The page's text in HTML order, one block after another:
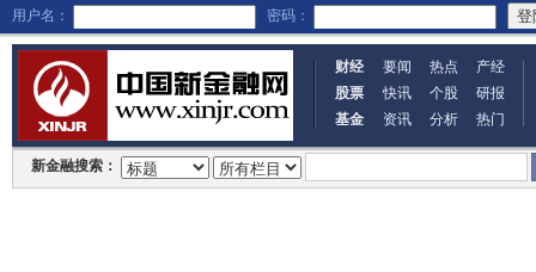
用户名： 密码：
财经 要闻 热点
产经
股票
快讯 个股
研报
基金
资讯 分析 热门
新金融搜索：